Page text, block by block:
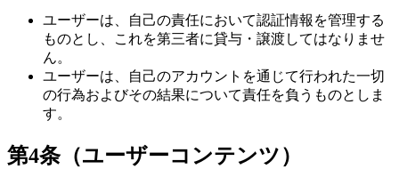
ユーザーは、自己の責任において認証情報を管理する
ものとし、これを第三者に貸与・譲渡してはなりませ
ん。
ユーザーは、自己のアカウントを通じて行われた一切
の行為およびその結果について責任を負うものとしま
す。
第4条（ユーザーコンテンツ）